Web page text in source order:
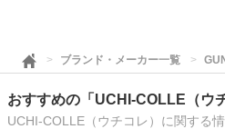
ブランド・メーカー一覧
おすすめの「UCHI-COLLE（ウ
UCHI-COLLE（ウチコレ）に関する